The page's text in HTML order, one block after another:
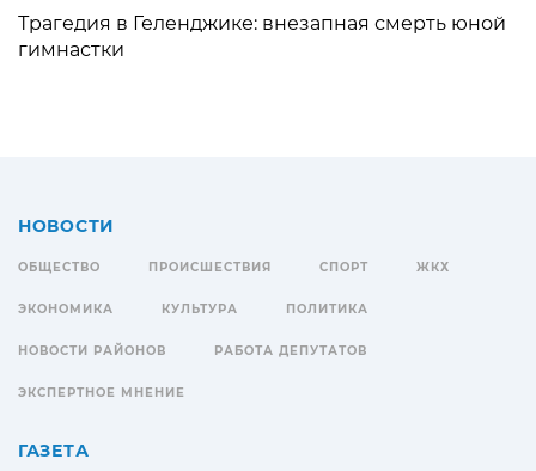
Трагедия в Геленджике: внезапная смерть юной
гимнастки
НОВОСТИ
ОБЩЕСТВО ПРОИСШЕСТВИЯ СПОРТ ЖКХ
ЭКОНОМИКА КУЛЬТУРА ПОЛИТИКА
НОВОСТИ РАЙОНОВ РАБОТА ДЕПУТАТОВ
ЭКСПЕРТНОЕ МНЕНИЕ
ГАЗЕТА